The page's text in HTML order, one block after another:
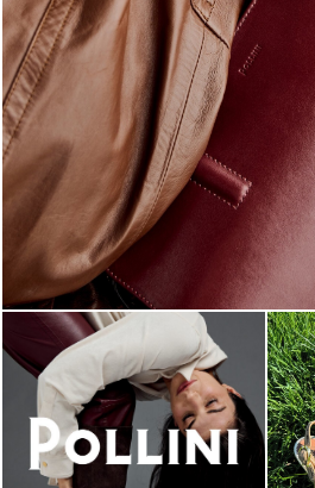
Classy, sassy, trendy - the new